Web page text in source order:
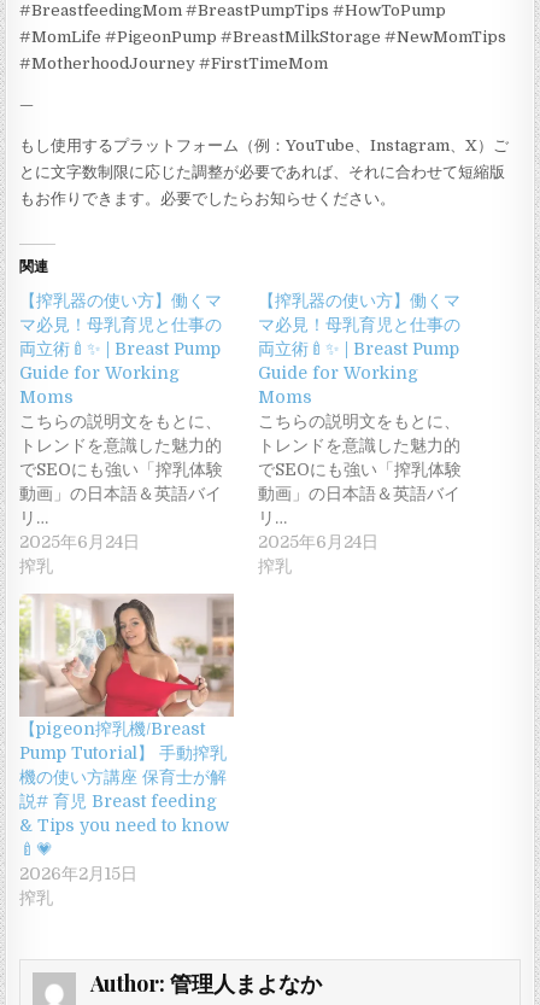
#BreastfeedingMom #BreastPumpTips #HowToPump
#MomLife #PigeonPump #BreastMilkStorage #NewMomTips
#MotherhoodJourney #FirstTimeMom
—
もし使用するプラットフォーム（例：YouTube、Instagram、X）ご
とに文字数制限に応じた調整が必要であれば、それに合わせて短縮版
もお作りできます。必要でしたらお知らせください。
関連
【搾乳器の使い方】働くマ
マ必見！母乳育児と仕事の
両立術🍼✨ | Breast Pump
Guide for Working
Moms
こちらの説明文をもとに、
トレンドを意識した魅力的
でSEOにも強い「搾乳体験
動画」の日本語＆英語バイ
リ…
2025年6月24日
搾乳
【搾乳器の使い方】働くマ
マ必見！母乳育児と仕事の
両立術🍼✨ | Breast Pump
Guide for Working
Moms
こちらの説明文をもとに、
トレンドを意識した魅力的
でSEOにも強い「搾乳体験
動画」の日本語＆英語バイ
リ…
2025年6月24日
搾乳
【pigeon搾乳機/Breast
Pump Tutorial】 手動搾乳
機の使い方講座 保育士が解
説# 育児 Breast feeding
& Tips you need to know
🍼💗
2026年2月15日
搾乳
Author: 管理人まよなか